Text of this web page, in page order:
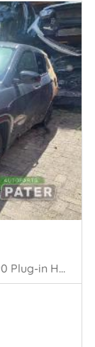
Compass II (MP), SUV, 2016 1.3 4XE 190 Plug-in Hybrid 16V 4x4